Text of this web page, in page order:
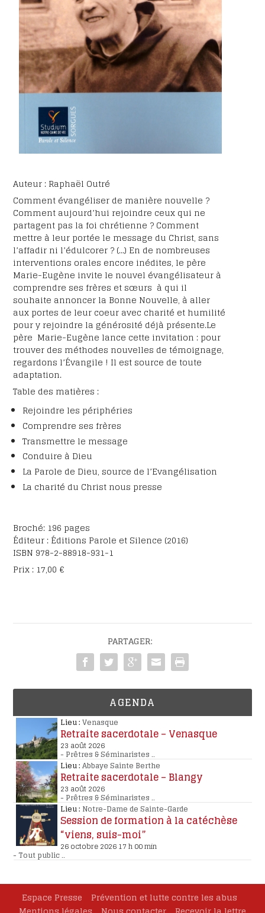
Auteur : Raphaël Outré
Comment évangéliser de manière nouvelle ?
Comment aujourd’hui rejoindre ceux qui ne
partagent pas la foi chrétienne ? Comment
mettre à leur portée le message du Christ, sans
l’affadir ni l’édulcorer ? (…) En de nombreuses
interventions orales encore inédites, le père
Marie-Eugène invite le nouvel évangélisateur à
comprendre ses frères et sœurs à qui il
souhaite annoncer la Bonne Nouvelle, à aller
aux portes de leur coeur avec charité et humilité
pour y rejoindre la générosité déjà présente.Le
père Marie-Eugène lance cette invitation : pour
trouver des méthodes nouvelles de témoignage,
regardons l’Évangile ! Il est source de toute
adaptation.
Table des matières :
Rejoindre les périphéries
Comprendre ses frères
Transmettre le message
Conduire à Dieu
La Parole de Dieu, source de l’Evangélisation
La charité du Christ nous presse
Broché: 196 pages
Éditeur : Éditions Parole et Silence (2016)
ISBN 978-2-88918-931-1
Prix : 17,00 €
PARTAGER:
AGENDA
Lieu : Venasque
Retraite sacerdotale – Venasque
23 août 2026
- Prêtres & Séminaristes..
Lieu : Abbaye Sainte Berthe
Retraite sacerdotale – Blangy
23 août 2026
- Prêtres & Séminaristes..
Lieu : Notre-Dame de Sainte-Garde
Session de formation à la catéchèse
“viens, suis-moi”
26 octobre 2026 17 h 00 min
-Tout public..
Espace Presse
Prévention et lutte contre les abus